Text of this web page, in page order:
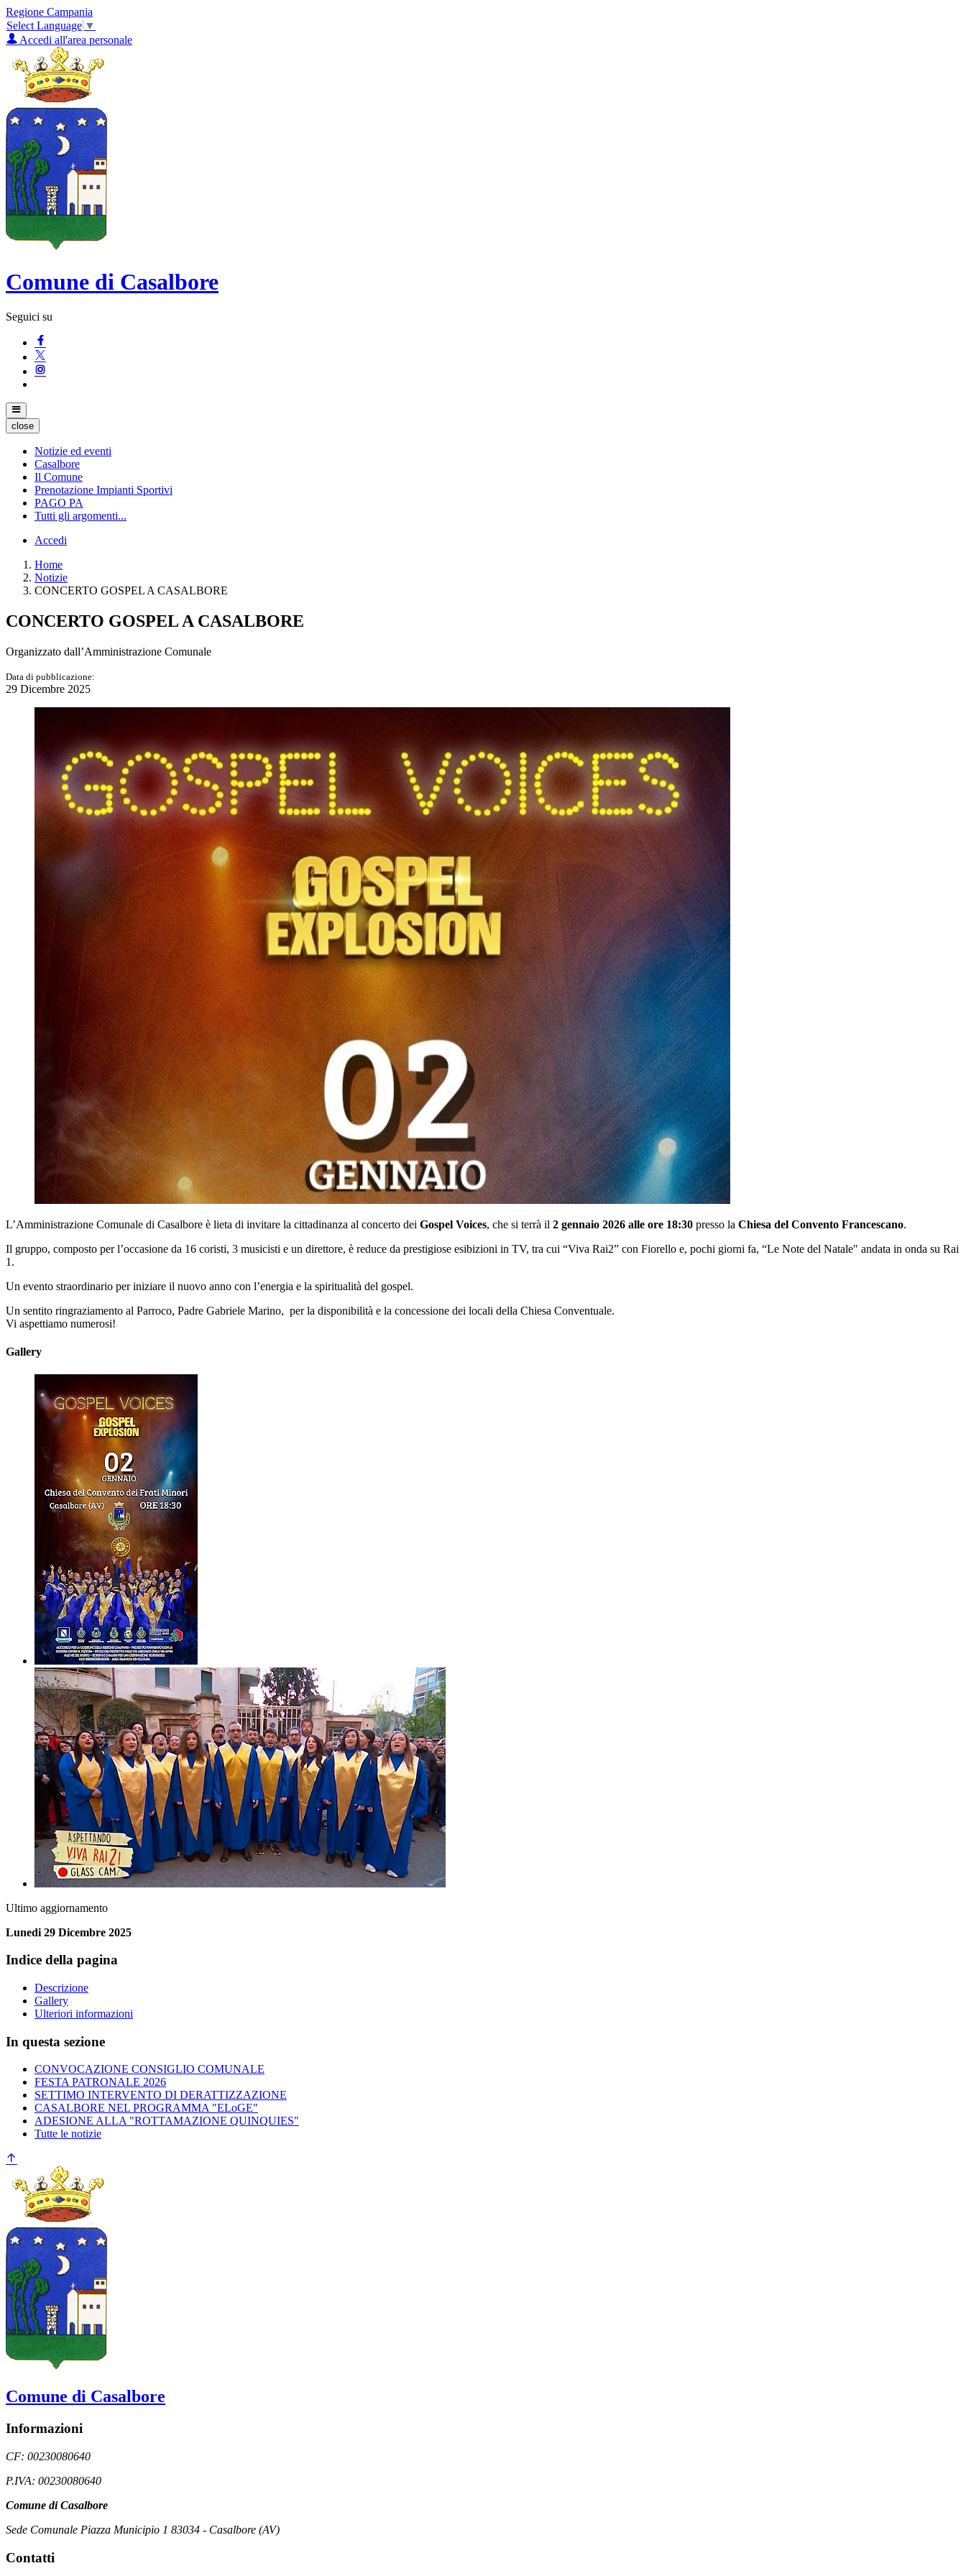
Regione Campania
Select Language ▼
Accedi all'area personale
Comune di Casalbore
Seguici su
close
Notizie ed eventi
Casalbore
Il Comune
Prenotazione Impianti Sportivi
PAGO PA
Tutti gli argomenti...
Accedi
Home
Notizie
CONCERTO GOSPEL A CASALBORE
CONCERTO GOSPEL A CASALBORE
Organizzato dall’Amministrazione Comunale
Data di pubblicazione:
29 Dicembre 2025
L’Amministrazione Comunale di Casalbore è lieta di invitare la cittadinanza al concerto dei Gospel Voices, che si terrà il 2 gennaio 2026 alle ore 18:30 presso la Chiesa del Convento Francescano.
Il gruppo, composto per l’occasione da 16 coristi, 3 musicisti e un direttore, è reduce da prestigiose esibizioni in TV, tra cui “Viva Rai2” con Fiorello e, pochi giorni fa, “Le Note del Natale" andata in onda su Rai
1.
Un evento straordinario per iniziare il nuovo anno con l’energia e la spiritualità del gospel.
Un sentito ringraziamento al Parroco, Padre Gabriele Marino, per la disponibilità e la concessione dei locali della Chiesa Conventuale.
Vi aspettiamo numerosi!
Gallery
Ultimo aggiornamento
Lunedi 29 Dicembre 2025
Indice della pagina
Descrizione
Gallery
Ulteriori informazioni
In questa sezione
CONVOCAZIONE CONSIGLIO COMUNALE
FESTA PATRONALE 2026
SETTIMO INTERVENTO DI DERATTIZZAZIONE
CASALBORE NEL PROGRAMMA "ELoGE"
ADESIONE ALLA "ROTTAMAZIONE QUINQUIES"
Tutte le notizie
Comune di Casalbore
Informazioni
CF: 00230080640
P.IVA: 00230080640
Comune di Casalbore
Sede Comunale Piazza Municipio 1 83034 - Casalbore (AV)
Contatti